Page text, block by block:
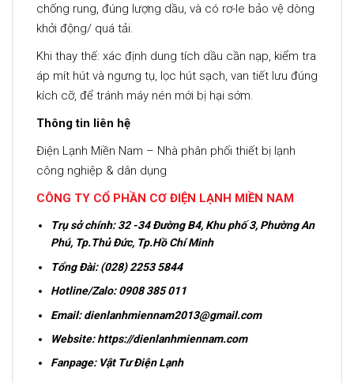
chống rung, đúng lượng dầu, và có rơ-le bảo vệ dòng
khởi động/ quá tải.
Khi thay thế: xác định dung tích dầu cần nạp, kiểm tra
áp mít hút và ngưng tụ, lọc hút sạch, van tiết lưu đúng
kích cỡ, để tránh máy nén mới bị hại sớm.
Thông tin liên hệ
Điện Lạnh Miền Nam – Nhà phân phối thiết bị lạnh
công nghiệp & dân dụng
CÔNG TY CỔ PHẦN CƠ ĐIỆN LẠNH MIỀN NAM
Trụ sở chính:32 -34 Đường B4, Khu phố 3, Phường An
Phú, Tp.Thủ Đức, Tp.Hồ Chí Minh
Tổng Đài: (028) 2253 5844
Hotline/Zalo:0908 385 011
Email:dienlanhmiennam2013@gmail.com
Website:https://dienlanhmiennam.com
Fanpage: Vật Tư Điện Lạnh